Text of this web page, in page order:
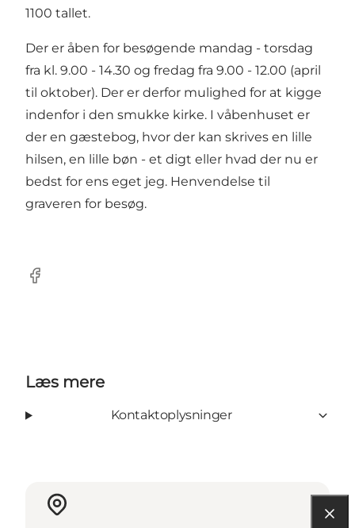
1100 tallet.
Der er åben for besøgende mandag - torsdag
fra kl. 9.00 - 14.30 og fredag fra 9.00 - 12.00 (april
til oktober). Der er derfor mulighed for at kigge
indenfor i den smukke kirke. I våbenhuset er
der en gæstebog, hvor der kan skrives en lille
hilsen, en lille bøn - et digt eller hvad der nu er
bedst for ens eget jeg. Henvendelse til
graveren for besøg.
Facebook
Læs mere
Kontaktoplysninger